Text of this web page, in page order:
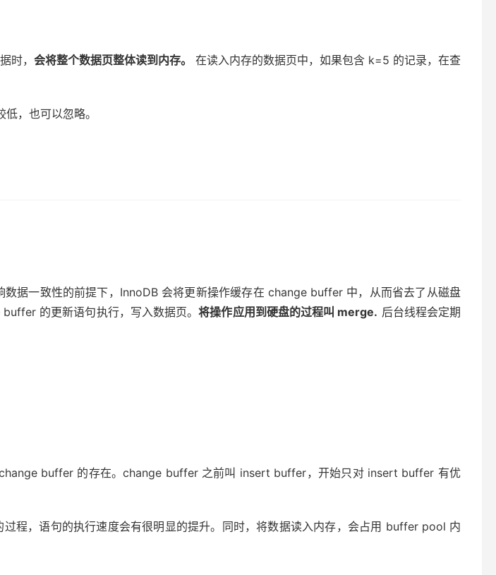
时， 会将整个数据页整体读到内存。
在读入内存的数据页中，如果包含 k=5 的记录，在查
，也可以忽略。
据一致性的前提下，InnoDB 会将更新操作缓存在 change buffer 中，从而省去了从磁盘
的更新语句执行，写入数据页。将操作应用到硬盘的过程叫 merge. 后台线程会定期
buffer 的存在。change buffer 之前叫 insert buffer，开始只对 insert buffer 有优
程，语句的执行速度会有很明显的提升。同时，将数据读入内存，会占用 buffer pool 内